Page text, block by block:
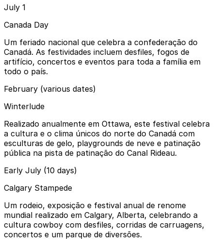
July 1
Canada Day
Um feriado nacional que celebra a confederação do
Canadá. As festividades incluem desfiles, fogos de
artifício, concertos e eventos para toda a família em
todo o país.
February (various dates)
Winterlude
Realizado anualmente em Ottawa, este festival celebra
a cultura e o clima únicos do norte do Canadá com
esculturas de gelo, playgrounds de neve e patinação
pública na pista de patinação do Canal Rideau.
Early July (10 days)
Calgary Stampede
Um rodeio, exposição e festival anual de renome
mundial realizado em Calgary, Alberta, celebrando a
cultura cowboy com desfiles, corridas de carruagens,
concertos e um parque de diversões.